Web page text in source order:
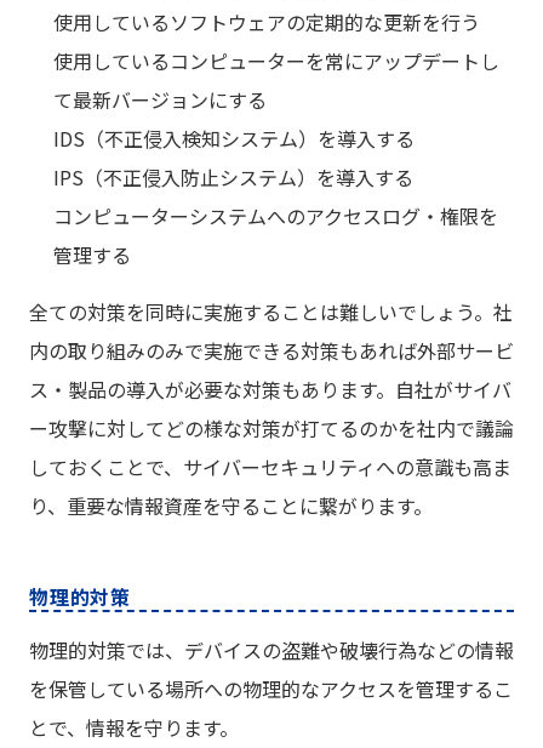
使用しているソフトウェアの定期的な更新を行う
使用しているコンピューターを常にアップデートし
て最新バージョンにする
IDS（不正侵入検知システム）を導入する
IPS（不正侵入防止システム）を導入する
コンピューターシステムへのアクセスログ・権限を
管理する
全ての対策を同時に実施することは難しいでしょう。社
内の取り組みのみで実施できる対策もあれば外部サービ
ス・製品の導入が必要な対策もあります。自社がサイバ
ー攻撃に対してどの様な対策が打てるのかを社内で議論
しておくことで、サイバーセキュリティへの意識も高ま
り、重要な情報資産を守ることに繋がります。
物理的対策
物理的対策では、デバイスの盗難や破壊行為などの情報
を保管している場所への物理的なアクセスを管理するこ
とで、情報を守ります。